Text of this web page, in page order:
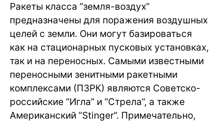
Ракеты класса ”земля-воздух”
предназначены для поражения воздушных
целей с земли. Они могут базироваться
как на стационарных пусковых установках,
так и на переносных. Самыми известными
переносными зенитными ракетными
комплексами (ПЗРК) являются Советско-
российские ”Игла” и ”Стрела”, а также
Американский ”Stinger”. Примечательно,